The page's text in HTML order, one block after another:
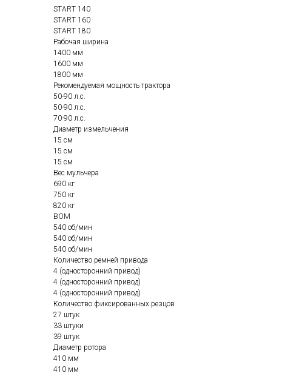
START 140
START 160
START 180
Рабочая ширина
1400 мм
1600 мм
1800 мм
Рекомендуемая мощность трактора
50-90 л.с.
50-90 л.с.
70-90 л.с.
Диаметр измельчения
15 см
15 см
15 см
Вес мульчера
690 кг
750 кг
820 кг
ВОМ
540 об/мин
540 об/мин
540 об/мин
Количество ремней привода
4 (односторонний привод)
4 (односторонний привод)
4 (односторонний привод)
Количество фиксированных резцов
27 штук
33 штуки
39 штук
Диаметр ротора
410 мм
410 мм